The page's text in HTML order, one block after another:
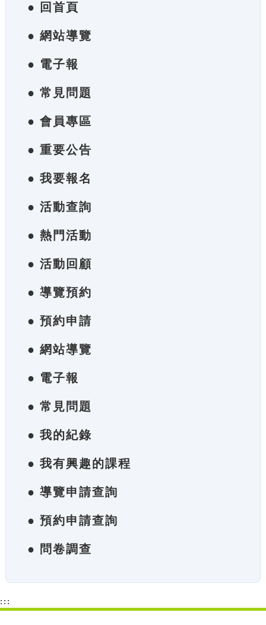
● 回首頁
● 網站導覽
● 電子報
● 常見問題
● 會員專區
● 重要公告
● 我要報名
● 活動查詢
● 熱門活動
● 活動回顧
● 導覽預約
● 預約申請
● 網站導覽
● 電子報
● 常見問題
● 我的紀錄
● 我有興趣的課程
● 導覽申請查詢
● 預約申請查詢
● 問卷調查
:::